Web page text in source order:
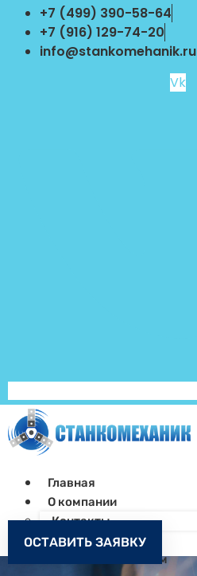
Перейти
содержимому
+7 (499) 390-58-64
+7 (916) 129-74-20
info@stankomehanik.ru
Vk
Главная
О компании
Контакты
Как заказать
Запчасти к станкам
ОСТАВИТЬ ЗАЯВКУ